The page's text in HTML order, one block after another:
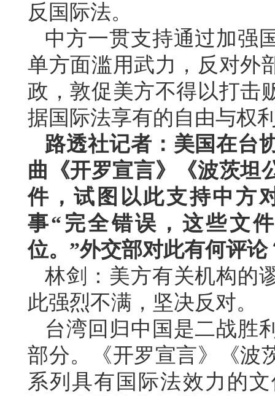
反国际法。
中方一贯支持通过加强
单方面滥用武力，反对外
政，敦促美方不得以打击
据国际法享有的自由与权
路透社记者：美国在台
曲《开罗宣言》《波茨坦
件，试图以此支持中方
事“完全错误，这些文
位。”外交部对此有何评论
林剑：美方有关机构的
此强烈不满，坚决反对。
台湾回归中国是二战胜
部分。《开罗宣言》《波
系列具有国际法效力的